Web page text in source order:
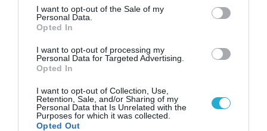
consent section.
I want to opt-out of the Sale of my
Personal Data.
Opted In
I want to opt-out of processing my
Personal Data for Targeted Advertising.
Opted In
I want to opt-out of Collection, Use,
Retention, Sale, and/or Sharing of my
Personal Data that Is Unrelated with the
Purposes for which it was collected.
Opted Out